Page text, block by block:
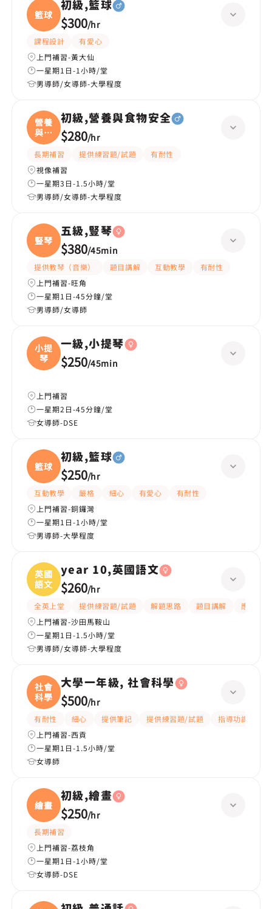
籃球
初級,籃球
$300/hr
課程設計
有愛心
上門補習-黃大仙
一星期1日-1小時/堂
男導師/女導師-大學程度
營養
與食
物
初級,營養與食物安全
$280/hr
長期補習 提供練習題/試題
有耐性
視像補習
一星期3日-1.5小時/堂
男導師/女導師-大學程度
豎琴
五級,豎琴
$380/45min
提供教琴（音樂） 題目講解 互動教學
有耐性
上門補習-旺角
一星期1日-45分鐘/堂
男導師/女導師
小提
琴
一級,小提琴
$250/45min
上門補習
一星期2日-45分鐘/堂
女導師-DSE
籃球
初級,籃球
$250/hr
互動教學 嚴格 細心 有愛心
有耐性
上門補習-銅鑼灣
一星期1日-1小時/堂
男導師-大學程度
英國
語文
year 10,英國語文
$260/hr
全英上堂 提供練習題/試題 解題思路 題目講解
應試策略
上門補習-沙田馬鞍山
一星期1日-1.5小時/堂
男導師/女導師-大學程度
社會
科學
大學一年級, 社會科學
$500/hr
有耐性 細心 提供筆記 提供練習題/試題 指導功課
上門補習-西貢
一星期1日-1.5小時/堂
女導師
繪畫
初級,繪畫
$250/hr
長期補習
上門補習-荔枝角
一星期1日-1小時/堂
女導師-DSE